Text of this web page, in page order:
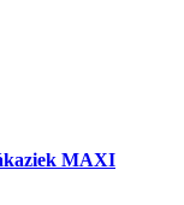
MAXI